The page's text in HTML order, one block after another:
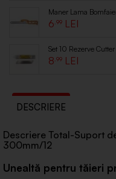
Maner Lama
6 .99
Set 10 Rezerve
8 .99
DESCRIERE
Descriere Total-Suport
300mm/12
Unealtă pentru tăieri